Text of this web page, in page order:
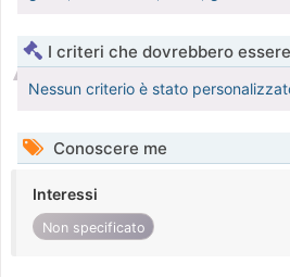
I criteri che dovrebbero
Nessun criterio è stato
Conoscere me
Interessi
Non specificato